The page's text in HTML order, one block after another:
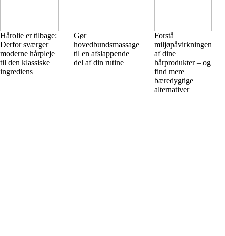
Hårolie er tilbage:
Derfor sværger
moderne hårpleje
til den klassiske
ingrediens
Gør
hovedbundsmassage
til en afslappende
del af din rutine
Forstå
miljøpåvirkningen
af dine
hårprodukter – og
find mere
bæredygtige
alternativer